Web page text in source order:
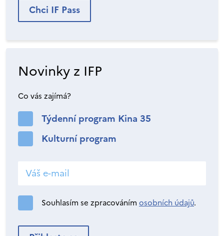
Chci IF Pass
Novinky z IFP
Co vás zajímá?
Týdenní program Kina 35
Kulturní program
Souhlasím se zpracováním osobních údajů.